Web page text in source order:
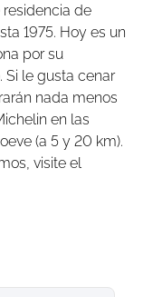
y de los
Por la
mientras
y relajante.
platos
con
de
1975. Hoy es un
por su
Si le gusta cenar
nada menos
en las
(a 5 y 20 km).
visite el
el histórico